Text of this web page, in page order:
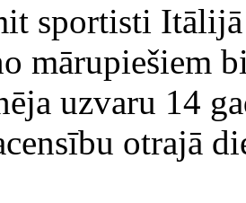
sportisti
mārupiešiem
uzvaru 14
otrajā